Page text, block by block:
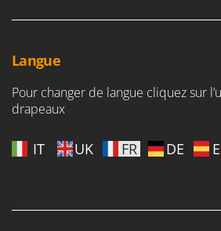
Resto Italia
Ripartrak
Ritter
River Systems
Rossofuoco
Langue
Pour changer de langue cliquez sur
drapeaux
IT UK FR DE